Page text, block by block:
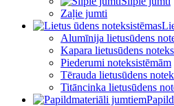
Zaļie jumti
Alumīnija lietusūdens
Kapara lietusūdens
Piederumi noteksistēmām
Tērauda lietusūdens
Titāncinka lietusūdens